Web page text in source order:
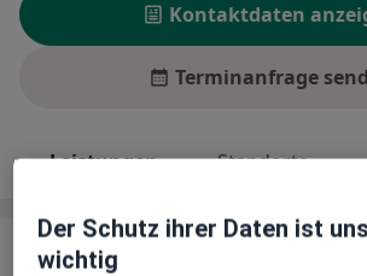
Kontaktdaten
Terminanfrage
Leistungen Standorte
Leistungen
Der Schutz ihrer Daten ist uns
wichtig